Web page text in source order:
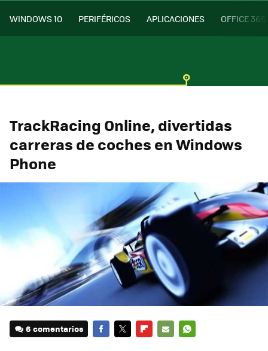
WINDOWS 10 PERIFÉRICOS APLICACIONES OFFICE 365
TrackRacing Online, divertidas
carreras de coches en Windows
Phone
6 comentarios